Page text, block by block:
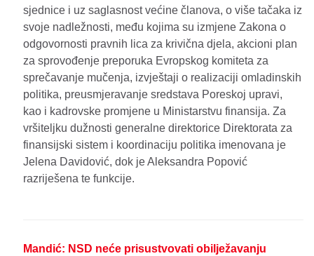
sjednice i uz saglasnost većine članova, o više tačaka iz
svoje nadležnosti, među kojima su izmjene Zakona o
odgovornosti pravnih lica za krivična djela, akcioni plan
za sprovođenje preporuka Evropskog komiteta za
sprečavanje mučenja, izvještaji o realizaciji omladinskih
politika, preusmjeravanje sredstava Poreskoj upravi,
kao i kadrovske promjene u Ministarstvu finansija. Za
vršiteljku dužnosti generalne direktorice Direktorata za
finansijski sistem i koordinaciju politika imenovana je
Jelena Davidović, dok je Aleksandra Popović
razriješena te funkcije.
Mandić: NSD neće prisustvovati obilježavanju